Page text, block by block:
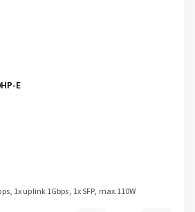
E
1x uplink 1Gbps, 1x SFP, max.110W